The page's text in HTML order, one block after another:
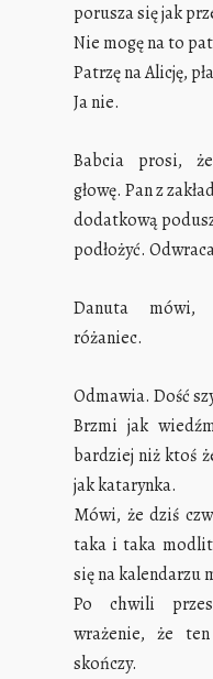
porusza się jak
Nie mogę na to
Patrzę na Alicję,
Ja nie.
Babcia prosi,
głowę. Pan z
dodatkową
podłożyć.
Danuta mówi,
różaniec.
Odmawia. Dość
Brzmi jak
bardziej niż ktoś
jak katarynka.
Mówi, że dziś
taka i taka
się na kalendarzu
Po chwili
wrażenie, że
skończy.